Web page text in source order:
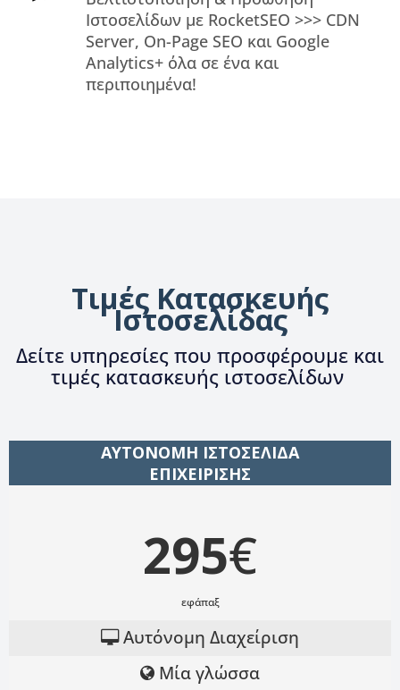
Ιστοσελίδων με RocketSEO >>> CDN
Server, On-Page SEO και Google
Analytics+ όλα σε ένα και
περιποιημένα!
Τιμές Κατασκευής
Ιστοσελίδας
Δείτε υπηρεσίες που προσφέρουμε και
τιμές κατασκευής ιστοσελίδων
ΑΥΤΟΝΟΜΗ ΙΣΤΟΣΕΛΙΔΑ
ΕΠΙΧΕΙΡΙΣΗΣ
295€
εφάπαξ
Αυτόνομη Διαχείριση
Μία γλώσσα